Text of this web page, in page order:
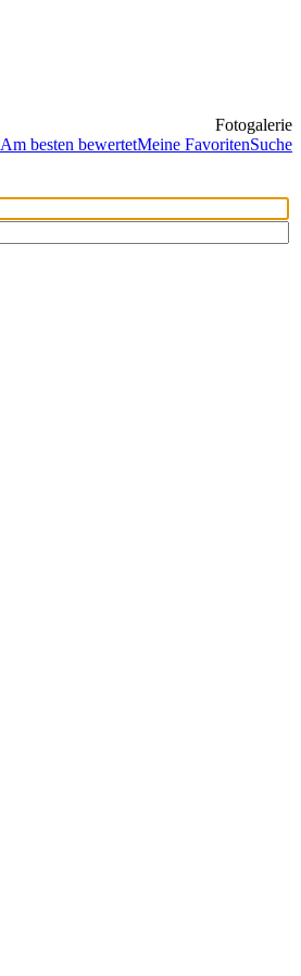
Fotogalerie
Am besten bewertetMeine FavoritenSuche